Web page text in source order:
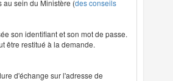
au sein du Ministère (des conseils
son identifiant et son mot de passe.
être restitué à la demande.
d'échange sur l'adresse de